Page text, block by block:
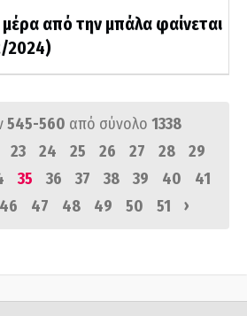
από την μπάλα φαίνεται
2024)
545-560 από σύνολο 1338
23 24 25 26 27 28
29
35 36 37 38 39 40
41
46 47 48 49 50 51 ›